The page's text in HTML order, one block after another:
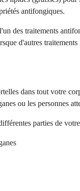
antifongiques.
des traitements
d'autres
dans tout votre
ou les personnes
parties de